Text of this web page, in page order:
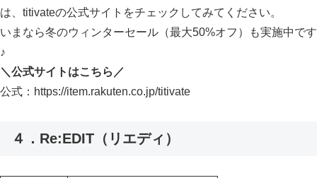
は、titivateの公式サイトをチェックしてみてください。
いまなら冬のウィンターセール（最大50%オフ）も実施中です
♪
＼公式サイトはこちら／
公式：https://item.rakuten.co.jp/titivate
４．Re:EDIT（リエディ）